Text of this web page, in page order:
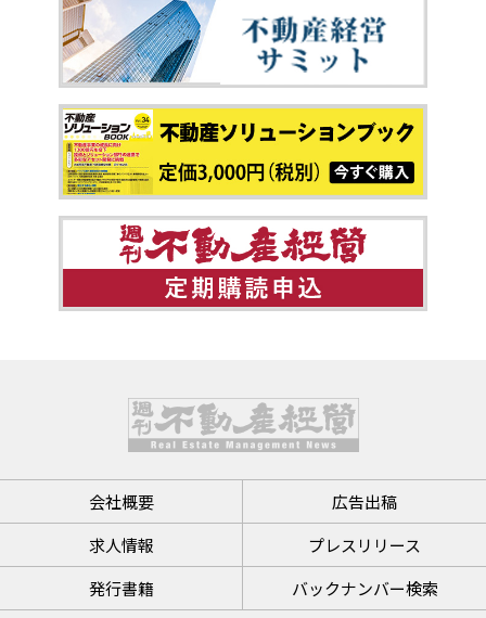
会社概要
広告出稿
求人情報
プレスリリース
発行書籍
バックナンバー検索